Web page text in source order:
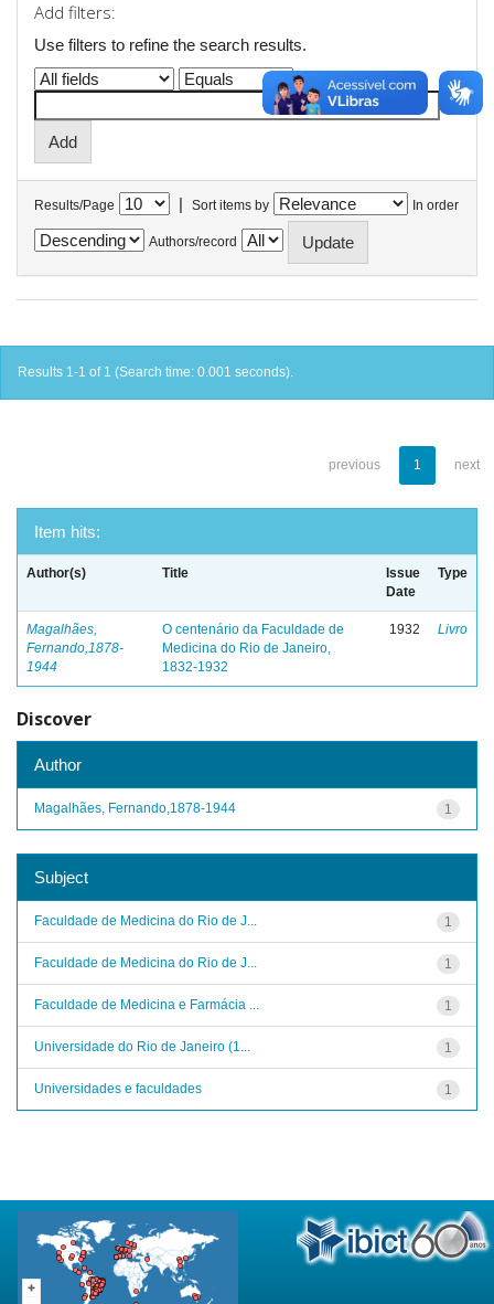
Add filters:
Use filters to refine the search results.
Results/Page | Sort items by In order
Authors/record
Results 1-1 of 1 (Search time: 0.001 seconds).
previous 1 next
Item hits:
Author(s) Title
Issue
Date
Type
Magalhães,
Fernando,1878-
1944
O centenário da Faculdade de
Medicina do Rio de Janeiro,
1832-1932
1932 Livro
Discover
Author
1
Magalhães, Fernando,1878-1944
Subject
1
Faculdade de Medicina do Rio de J...
1
Faculdade de Medicina do Rio de J...
1
Faculdade de Medicina e Farmácia ...
1
Universidade do Rio de Janeiro (1...
1
Universidades e faculdades